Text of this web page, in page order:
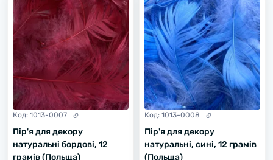
Код: 1013-0007
Пір'я для декору
натуральні бордові, 12
грамів (Польща)
Код: 1013-0008
Пір'я для декору
натуральні, сині, 12 грамів
(Польща)